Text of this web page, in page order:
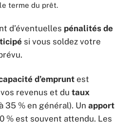
terme du prêt.
d’éventuelles pénalités de
si vous soldez votre
d’emprunt est
revenus et du taux
35 % en général). Un apport
% est souvent attendu. Les